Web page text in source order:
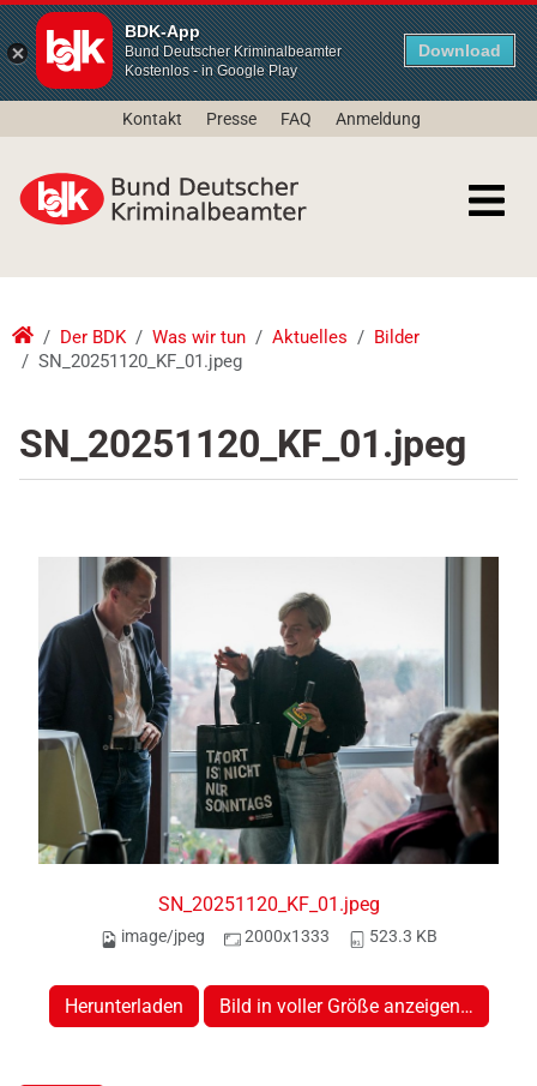
BDK-App
Bund Deutscher Kriminalbeamter
Kostenlos - in Google Play
Download
Kontakt Presse FAQ Anmeldung
Der BDK Was wir tun Aktuelles
Bilder
SN_20251120_KF_01.jpeg
SN_20251120_KF_01.jpeg
SN_20251120_KF_01.jpeg
image/jpeg 2000x1333 523.3 KB
Herunterladen Bild in voller Größe anzeigen…